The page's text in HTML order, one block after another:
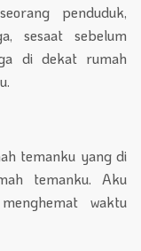
penduduk,
sesaat sebelum
di dekat rumah
temanku yang di
temanku. Aku
waktu